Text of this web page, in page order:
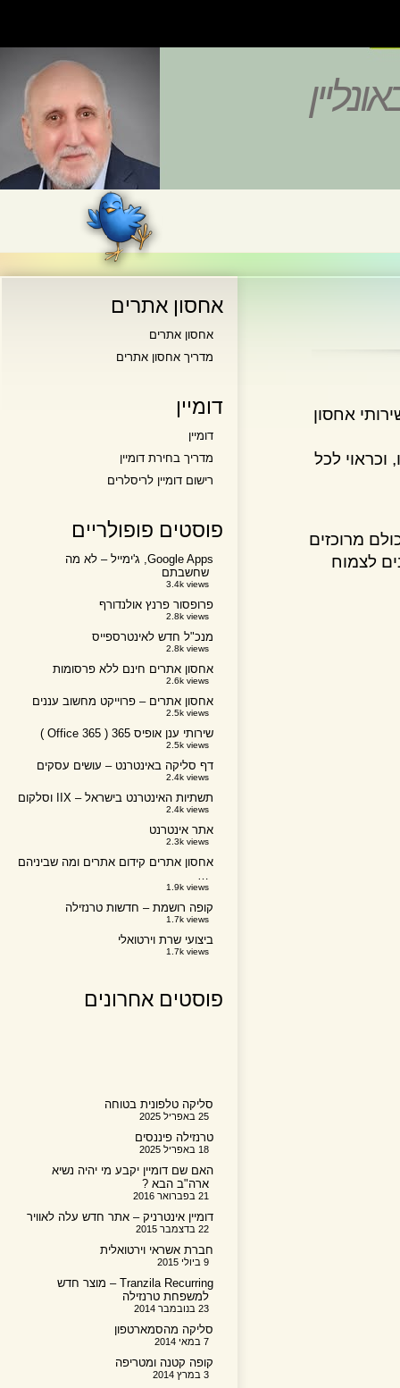
שירותי אחסון
לכל
מרוכזים
לצמוח
אחסון אתרים
אחסון אתרים
מדריך אחסון אתרים
דומיין
דומיין
מדריך בחירת דומיין
רישום דומיין לריסלרים
פוסטים פופולריים
Google Apps, ג'ימייל – לא מה
שחשבתם
3.4k views
פרופסור פרנץ אולנדורף
2.8k views
מנכ"ל חדש לאינטרספייס
2.8k views
אחסון אתרים חינם ללא פרסומות
2.6k views
אחסון אתרים – פרוייקט מחשוב עננים
2.5k views
שירותי ענן אופיס 365 ( Office 365 )
2.5k views
דף סליקה באינטרנט – עושים עסקים
2.4k views
תשתיות האינטרנט בישראל – IIX וסלקום
2.4k views
אתר אינטרנט
2.3k views
אחסון אתרים קידום אתרים ומה שביניהם
1.9k views
קופה רושמת – חדשות טרנזילה
1.7k views
ביצועי שרת וירטואלי
1.7k views
פוסטים אחרונים
סליקה טלפונית בטוחה
טרנזילה פיננסים
האם שם דומיין יקבע מי יהיה נשיא
ארה"ב הבא ?
דומיין אינטרניק – אתר חדש עלה לאוויר
חברת אשראי וירטואלית
Tranzila Recurring – מוצר חדש
למשפחת טרנזילה
סליקה מהסמארטפון
קופה קטנה ומטריפה